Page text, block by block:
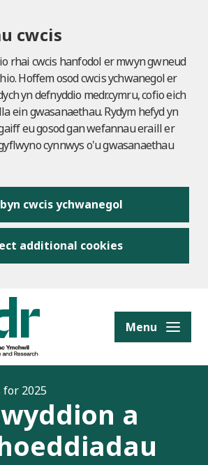
cwcis
rhai cwcis hanfodol er mwyn gwneud
Hoffem osod cwcis ychwanegol er
yn defnyddio medr.cymru, cofio eich
ein gwasanaethau. Rydym hefyd yn
eu gosod gan wefannau eraill er
cynnwys o'u gwasanaethau
cwcis ychwanegol
additional cookies
Menu
for 2025
a